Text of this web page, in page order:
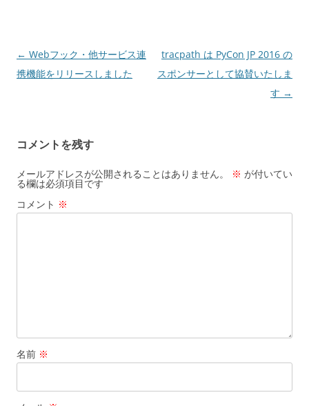
投
稿
ー
シ
ョ
ン
← Webフック・他サービス連
携機能をリリースしました
tracpath は PyCon JP 2016 の
スポンサーとして協賛いたしま
す →
コメントを残す
メールアドレスが公開されることはありません。 ※ が付いてい
る欄は必須項目です
コメント ※
名前 ※